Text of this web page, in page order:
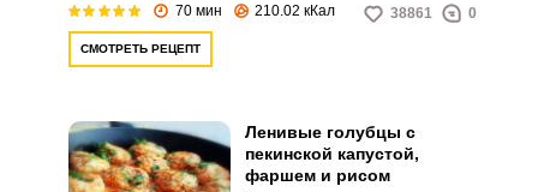
70 мин 210.02 кКал 38861 0
СМОТРЕТЬ РЕЦЕПТ
Ленивые голубцы с
пекинской капустой,
фаршем и рисом